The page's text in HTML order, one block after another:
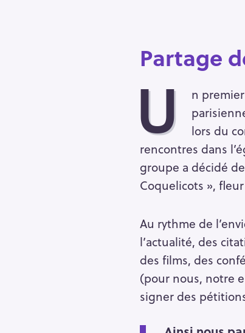
Partage
U
n
lors du
rencontres dans
groupe a décidé
Coquelicots »,
Au rythme de
l’actualité, des
des films, des
(pour nous, notre
signer des